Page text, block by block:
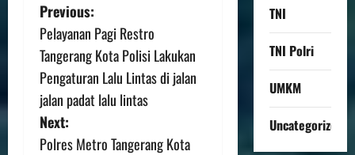
Previous:
Pelayanan Pagi Restro
Tangerang Kota Polisi Lakukan
Pengaturan Lalu Lintas di jalan
jalan padat lalu lintas
Next:
Polres Metro Tangerang Kota
TNI
TNI Polri
UMKM
Uncategorized